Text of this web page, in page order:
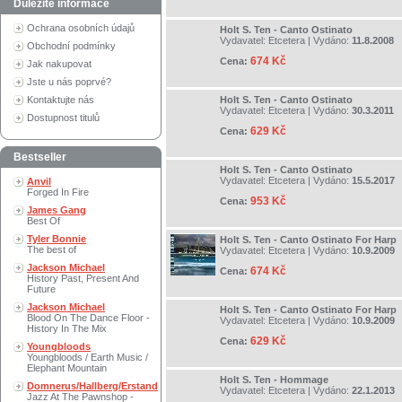
Důležité informace
Ochrana osobních údajů
Obchodní podmínky
Jak nakupovat
Jste u nás poprvé?
Kontaktujte nás
Dostupnost titulů
Bestseller
Anvil
Forged In Fire
James Gang
Best Of
Tyler Bonnie
The best of
Jackson Michael
History Past, Present And
Future
Jackson Michael
Blood On The Dance Floor -
History In The Mix
Youngbloods
Youngbloods / Earth Music /
Elephant Mountain
Domnerus/Hallberg/Erstand
Jazz At The Pawnshop -
Holt S. Ten - Canto Ostinato
Vydavatel: Etcetera | Vydáno: 11.8.2008
Cena: 674 Kč
Holt S. Ten - Canto Ostinato
Vydavatel: Etcetera | Vydáno: 30.3.2011
Cena: 629 Kč
Holt S. Ten - Canto Ostinato
Vydavatel: Etcetera | Vydáno: 15.5.2017
Cena: 953 Kč
Holt S. Ten - Canto Ostinato For Harp
Vydavatel: Etcetera | Vydáno: 10.9.2009
Cena: 674 Kč
Holt S. Ten - Canto Ostinato For Harp
Vydavatel: Etcetera | Vydáno: 10.9.2009
Cena: 629 Kč
Holt S. Ten - Hommage
Vydavatel: Etcetera | Vydáno: 22.1.2013